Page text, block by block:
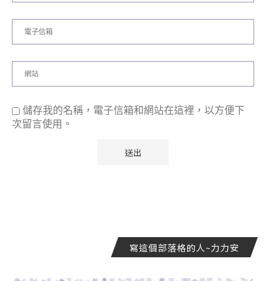
儲存我的名稱，電子信箱和網站在這裡，以方便下
次留言使用。
寫這個部落格的人~力力安